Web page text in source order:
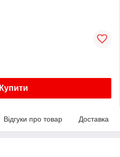
Купити
Відгуки про товар Доставка